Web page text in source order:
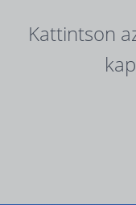
Kattintson